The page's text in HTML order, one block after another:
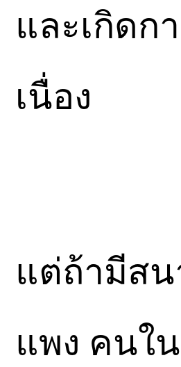
และเกิดก
เนื่อง
แต่ถ้ามีส
แพง คนใ